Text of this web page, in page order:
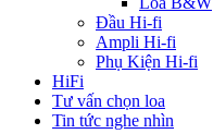
Đầu Hi-fi
Ampli Hi-fi
Phụ Kiện Hi-fi
HiFi
Tư vấn chọn loa
Tin tức nghe nhìn